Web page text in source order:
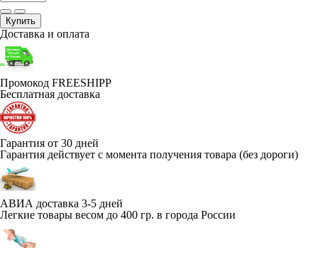
Купить
Доставка и оплата
Промокод FREESHIPP
Бесплатная доставка
Гарантия от 30 дней
Гарантия действует с момента получения товара (без дороги)
АВИА доставка 3-5 дней
Легкие товары весом до 400 гр. в города России